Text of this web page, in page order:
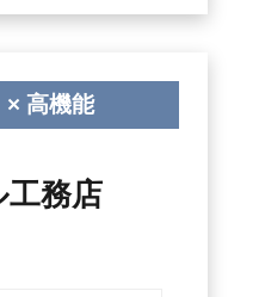
× 高機能
工務店